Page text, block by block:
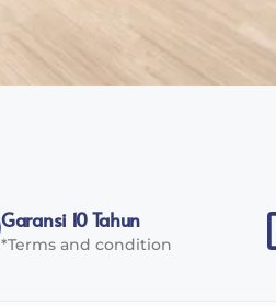
Garansi 10 Tahun
*Terms and condition